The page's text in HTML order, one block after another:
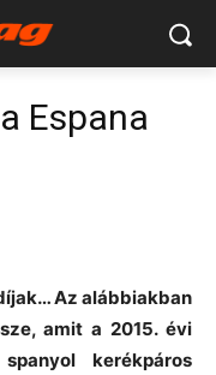
Espana
Az alábbiakban
amit a 2015. évi
kerékpáros